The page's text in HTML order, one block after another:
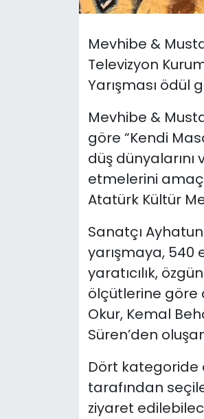
Mevhibe &
Televizyon
Yarışması ödül
Mevhibe &
göre “Kendi
düş dünyalarını
etmelerini
Atatürk Kültür
Sanatçı
yarışmaya, 540
yaratıcılık,
ölçütlerine göre
Okur, Kemal
Süren’den
Dört kategoride
tarafından
ziyaret
Video Galeri
Yazarlar